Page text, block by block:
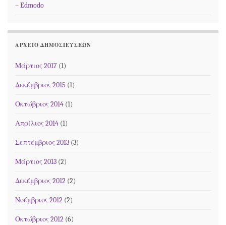
– Edmodo
ΑΡΧΕΊΟ ΔΗΜΟΣΙΕΎΣΕΩΝ
Μάρτιος 2017 (1)
Δεκέμβριος 2015 (1)
Οκτώβριος 2014 (1)
Απρίλιος 2014 (1)
Σεπτέμβριος 2013 (3)
Μάρτιος 2013 (2)
Δεκέμβριος 2012 (2)
Νοέμβριος 2012 (2)
Οκτώβριος 2012 (6)